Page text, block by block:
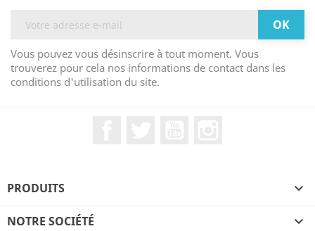
Vous pouvez vous désinscrire à tout moment. Vous
trouverez pour cela nos informations de contact dans les
conditions d'utilisation du site.
PRODUITS 
NOTRE SOCIÉTÉ 